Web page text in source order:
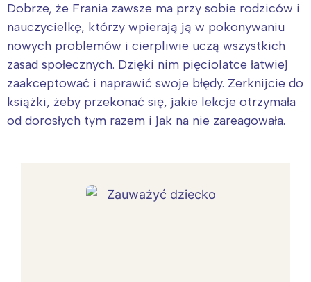
Dobrze, że Frania zawsze ma przy sobie rodziców i
nauczycielkę, którzy wpierają ją w pokonywaniu
nowych problemów i cierpliwie uczą wszystkich
zasad społecznych. Dzięki nim pięciolatce łatwiej
zaakceptować i naprawić swoje błędy. Zerknijcie do
książki, żeby przekonać się, jakie lekcje otrzymała
od dorosłych tym razem i jak na nie zareagowała.